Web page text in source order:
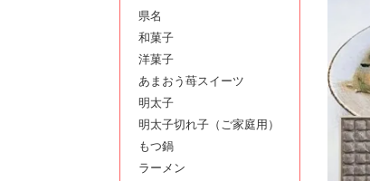
県名
和菓子
洋菓子
あまおう苺スイーツ
明太子
明太子切れ子（ご家庭用）
もつ鍋
ラーメン